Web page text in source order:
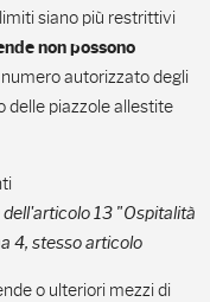
siano più restrittivi
non possono
autorizzato degli
delle piazzole allestite
dell'articolo 13 "Ospitalità
4, stesso articolo
o ulteriori mezzi di